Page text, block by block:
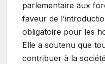
parlementaire aux
faveur de
obligatoire pour les
Elle a soutenu que
contribuer à la